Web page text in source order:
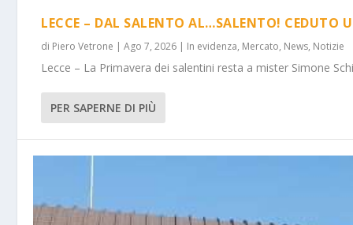
LECCE – DAL SALENTO AL…SALENTO! CEDUTO
di Piero Vetrone |Ago 7, 2026 | In evidenza, Mercato, News, Notizie
Lecce – La Primavera dei salentini resta a mister Simone
PER SAPERNE DI PIÙ